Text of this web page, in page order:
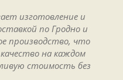
изготовление и
по Гродно и
производство, что
на каждом
стоимость без